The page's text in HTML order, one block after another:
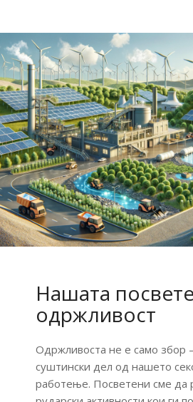
Нашата
одржливост
Одржливоста не е само збор
суштински дел од нашето
работење. Посветени сме да